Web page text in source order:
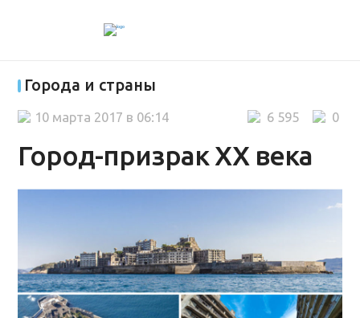
Города и страны
Город-призрак ХХ века
0
6 595
10 марта 2017 в 06:14